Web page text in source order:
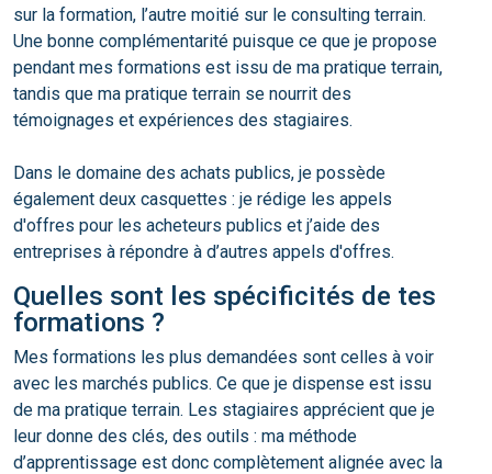
sur la formation, l’autre moitié sur le consulting terrain.
Une bonne complémentarité puisque ce que je propose
pendant mes formations est issu de ma pratique terrain,
tandis que ma pratique terrain se nourrit des
témoignages et expériences des stagiaires.
Dans le domaine des achats publics, je possède
également deux casquettes : je rédige les appels
d'offres pour les acheteurs publics et j’aide des
entreprises à répondre à d’autres appels d'offres.
Quelles sont les spécificités de tes
formations ?
Mes formations les plus demandées sont celles à voir
avec les marchés publics. Ce que je dispense est issu
de ma pratique terrain. Les stagiaires apprécient que je
leur donne des clés, des outils : ma méthode
d’apprentissage est donc complètement alignée avec la